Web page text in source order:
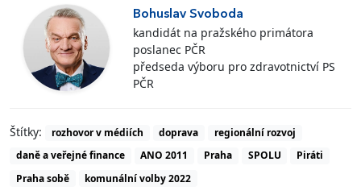
Bohuslav Svoboda
kandidát na pražského primátora
poslanec PČR
předseda výboru pro zdravotnictví PS
PČR
Štítky: rozhovor v médiích doprava
regionální rozvoj
daně a veřejné finance
ANO 2011 Praha SPOLU
Piráti
Praha sobě
komunální volby 2022